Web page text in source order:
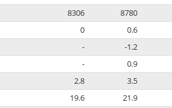
8306 8780
0 0.6
- -1.2
- 0.9
2.8 3.5
19.6 21.9